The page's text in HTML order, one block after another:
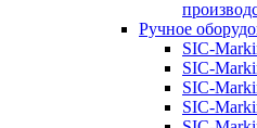
Ручное
SIC-
SIC-
SIC-
SIC-